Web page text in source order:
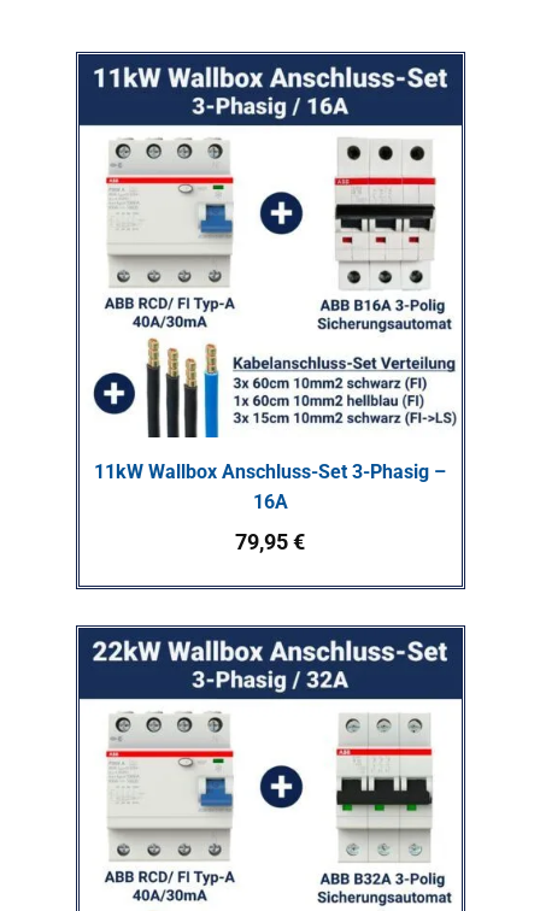
11kW Wallbox Anschluss-Set 3-Phasig –
16A
79,95€